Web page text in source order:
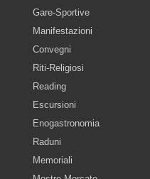
Gare-Sportive
Manifestazioni
Convegni
Riti-Religiosi
Reading
Escursioni
Enogastronomia
Raduni
Memoriali